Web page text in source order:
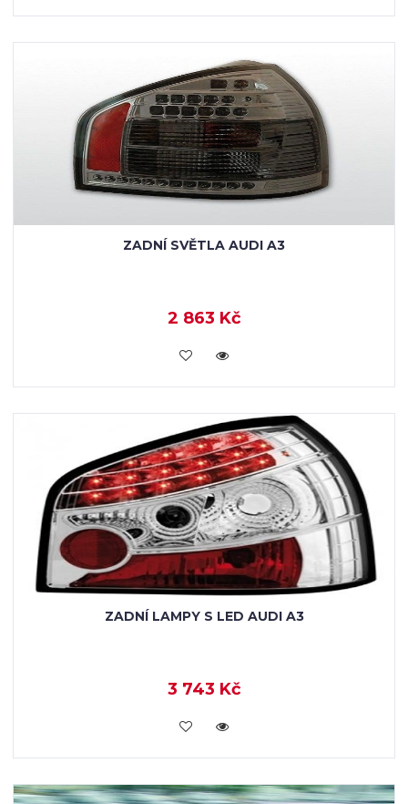
ZADNÍ SVĚTLA AUDI A3
2 863 Kč
KOUPIT
ZADNÍ LAMPY S LED AUDI A3
3 743 Kč
KOUPIT